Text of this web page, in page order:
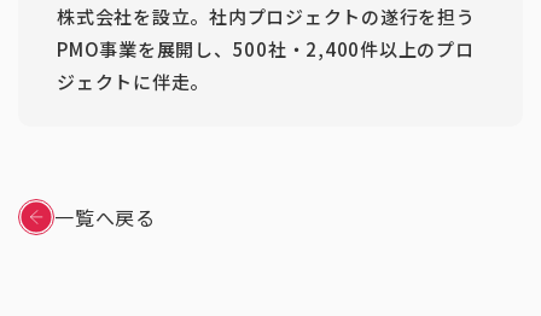
株式会社を設立。社内プロジェクトの遂行を担う
PMO事業を展開し、500社・2,400件以上のプロ
ジェクトに伴走。
一覧へ戻る